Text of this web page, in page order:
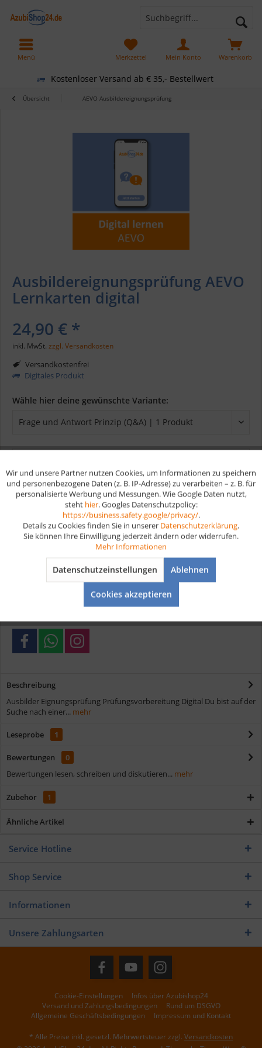
Kostenloser Versand ab € 35,- Bestellwert
Warenkorb
Merkzettel Mein Konto
Menü
Übersicht AEVO Ausbildereignungsprüfung
Ausbildereignungsprüfung AEVO
Lernkarten digital
24,90 € *
inkl. MwSt. zzgl. Versandkosten
Versandkostenfrei
Digitales Produkt
Wähle hier deine gewünschte Variante:
In den Warenkorb
Artikel-Nr.: D165
Kostenloser Versand ab € 35,- Bestellwert
Verschiedene Zahlungsmöglichkeiten
Beschreibung
Ausbilder Eignungsprüfung Prüfungsvorbereitung Digital Du bist auf der
Suche nach einer... mehr
Leseprobe 1
Bewertungen
0
Bewertungen lesen, schreiben und diskutieren... mehr
Zubehör 1
Ähnliche Artikel
Service Hotline
Shop Service
Informationen
Unsere Zahlungsarten
Cookie-Einstellungen
Infos über Azubishop24
Versand und Zahlungsbedingungen
Rund um DSGVO
Allgemeine Geschäftsbedingungen
Impressum und Kontakt
* Alle Preise inkl. gesetzl. Mehrwertsteuer zzgl. Versandkosten
Funktionale Aktiv
Aktiv
Aktiv
Wir und unsere Partner nutzen Cookies, um Informationen zu speichern
und personenbezogene Daten (z. B. IP-Adresse) zu verarbeiten – z. B. für
personalisierte Werbung und Messungen. Wie Google Daten nutzt,
steht hier. Googles Datenschutzpolicy:
https://business.safety.google/privacy/.
Details zu Cookies finden Sie in unserer Datenschutzerklärung.
Sie können Ihre Einwilligung jederzeit ändern oder widerrufen.
Mehr Informationen
Datenschutzeinstellungen Ablehnen
Cookies akzeptieren